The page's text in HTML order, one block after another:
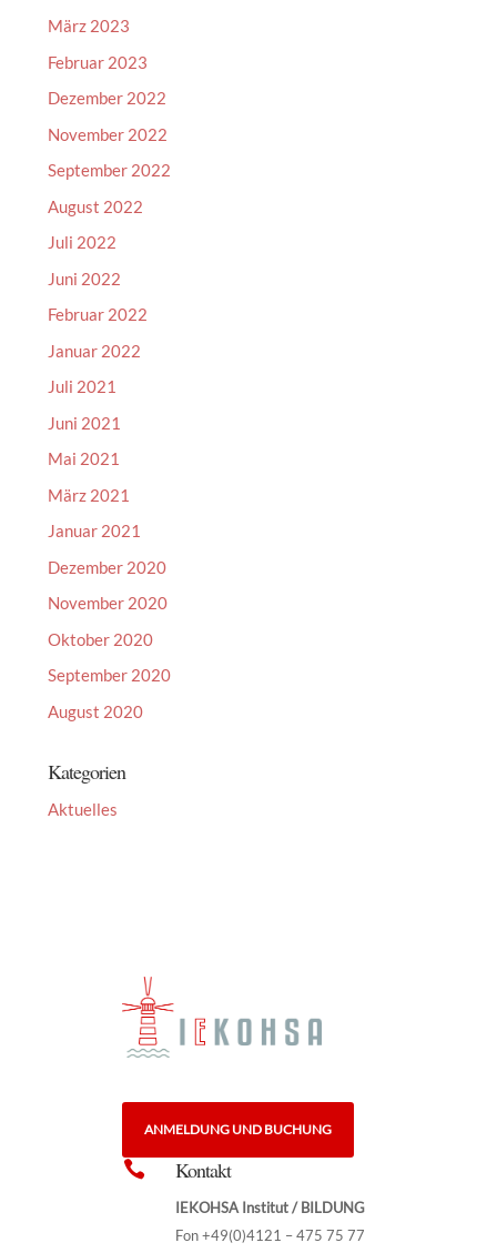
März 2023
Februar 2023
Dezember 2022
November 2022
September 2022
August 2022
Juli 2022
Juni 2022
Februar 2022
Januar 2022
Juli 2021
Juni 2021
Mai 2021
März 2021
Januar 2021
Dezember 2020
November 2020
Oktober 2020
September 2020
August 2020
Kategorien
Aktuelles
ANMELDUNG UND BUCHUNG
 Kontakt
IEKOHSA Institut / BILDUNG
Fon +49(0)4121 – 475 75 77